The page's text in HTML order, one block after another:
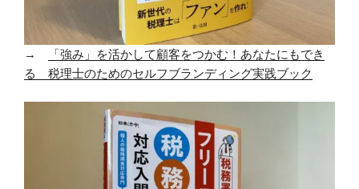
→
「強み」を活かして顧客をつかむ！あなたにもでき
る 税理士のためのセルフブランディング実践ブック